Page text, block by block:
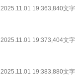
2025.11.01 19:363,840文字
2025.11.01 19:373,404文字
2025.11.01 19:383,880文字